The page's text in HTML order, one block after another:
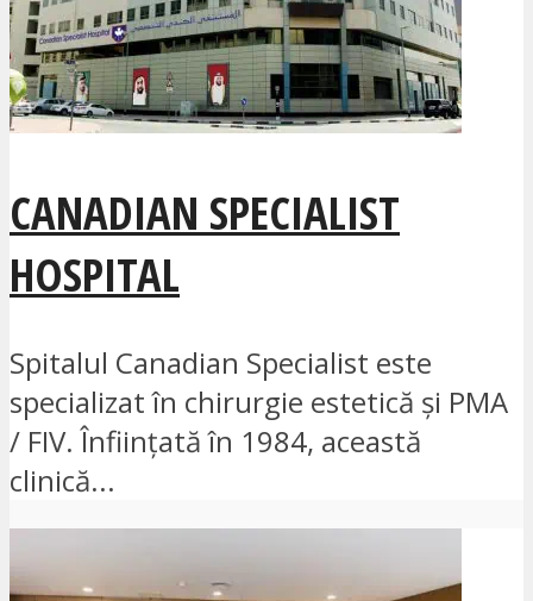
CANADIAN SPECIALIST
HOSPITAL
Spitalul Canadian Specialist este
specializat în chirurgie estetică și PMA
/ FIV. Înființată în 1984, această
clinică...